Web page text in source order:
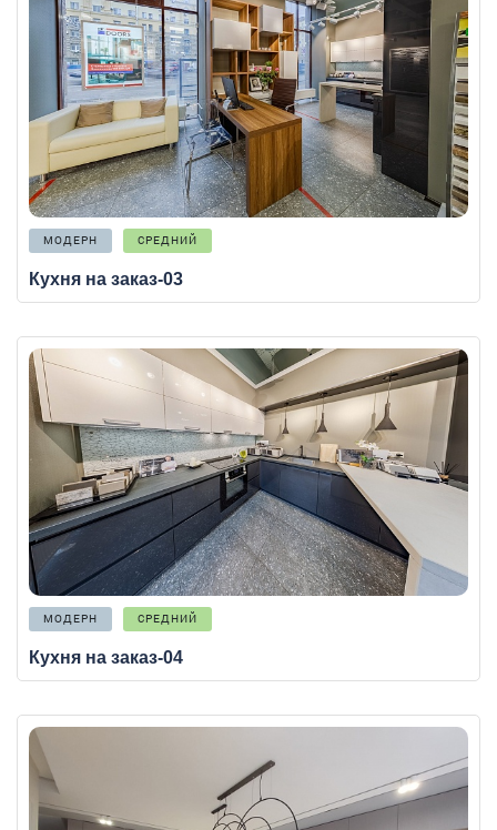
МОДЕРН СРЕДНИЙ
Кухня на заказ-03
МОДЕРН СРЕДНИЙ
Кухня на заказ-04